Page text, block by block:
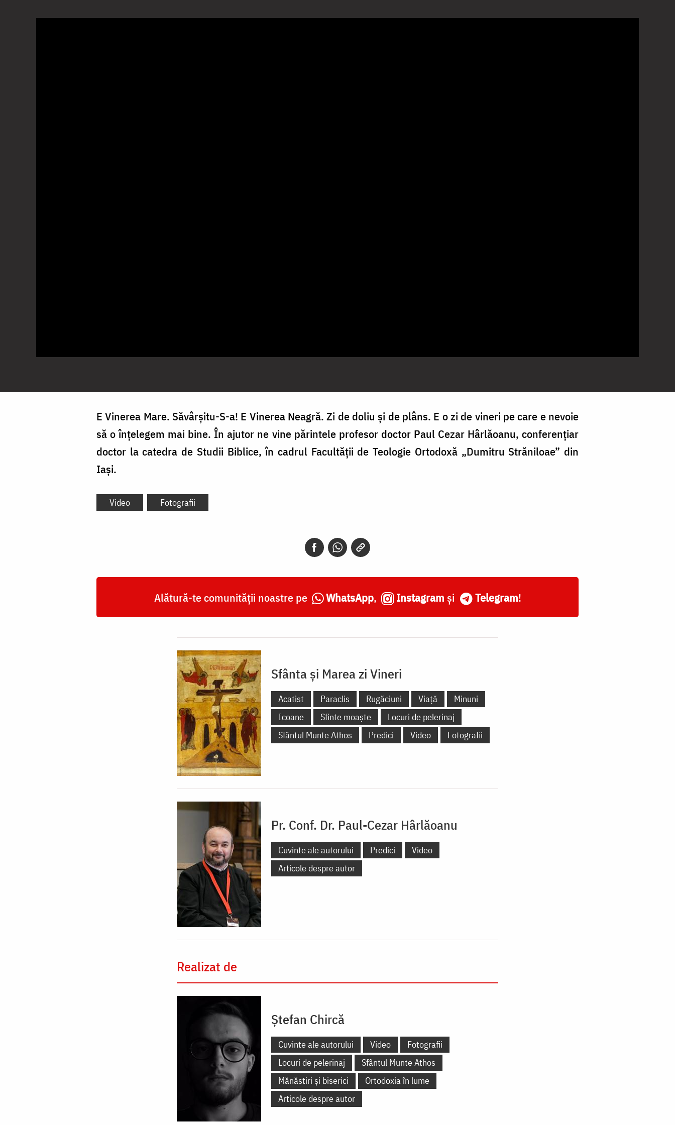
E Vinerea Mare. Săvârșitu-S-a! E Vinerea Neagră. Zi de doliu și de plâns. E o zi de vineri pe care e nevoie
să o înțelegem mai bine. În ajutor ne vine părintele profesor doctor Paul Cezar Hârlăoanu, conferențiar
doctor la catedra de Studii Biblice, în cadrul Facultății de Teologie Ortodoxă „Dumitru Străniloae” din
Iași.
Video Fotografii
Alătură-te comunității noastre pe WhatsApp, Instagram și Telegram!
Sfânta și Marea zi Vineri
Acatist Paraclis Rugăciuni Viață
Minuni
Icoane
Sfinte moaște
Locuri de pelerinaj
Sfântul Munte Athos
Predici Video Fotografii
Pr. Conf. Dr. Paul-Cezar Hârlăoanu
Cuvinte ale autorului Predici
Video
Articole despre autor
Realizat de
Ștefan Chircă
Cuvinte ale autorului Video
Fotografii
Locuri de pelerinaj
Sfântul Munte Athos
Mănăstiri și biserici
Ortodoxia în lume
Articole despre autor